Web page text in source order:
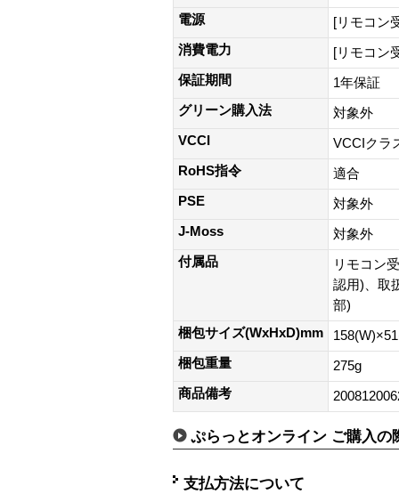
電源
[リモコン
消費電力
[リモコン
保証期間
1年保証
グリーン購入法
対象外
VCCI
VCCIクラ
RoHS指令
適合
PSE
対象外
J-Moss
対象外
付属品
リモコン
認用)、取
部)
梱包サイズ(WxHxD)mm
梱包重量
275g
商品備考
ぷらっとオンライン ご購入の
支払方法について